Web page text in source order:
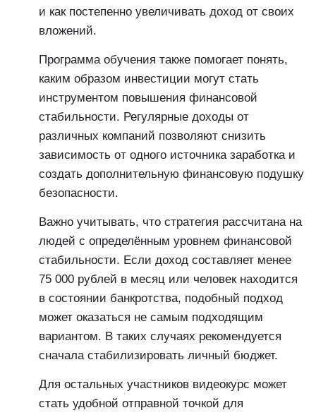
и как постепенно увеличивать доход от своих
вложений.
Программа обучения также помогает понять,
каким образом инвестиции могут стать
инструментом повышения финансовой
стабильности. Регулярные доходы от
различных компаний позволяют снизить
зависимость от одного источника заработка и
создать дополнительную финансовую подушку
безопасности.
Важно учитывать, что стратегия рассчитана на
людей с определённым уровнем финансовой
стабильности. Если доход составляет менее
75 000 рублей в месяц или человек находится
в состоянии банкротства, подобный подход
может оказаться не самым подходящим
вариантом. В таких случаях рекомендуется
сначала стабилизировать личный бюджет.
Для остальных участников видеокурс может
стать удобной отправной точкой для